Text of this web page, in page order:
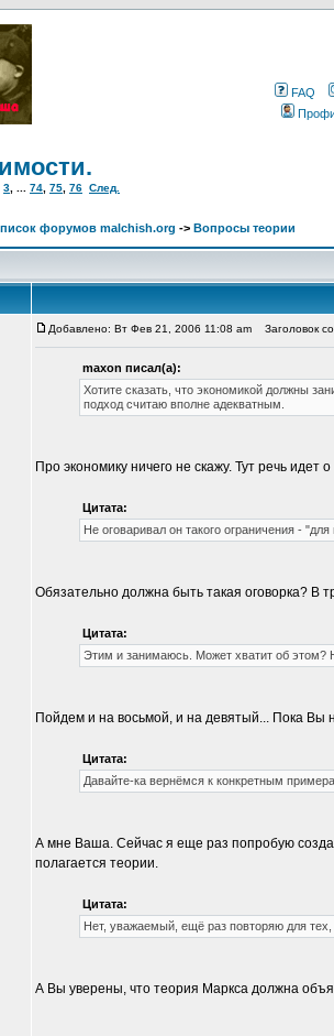
FAQ
3 74 75 76 След.
форумов malchish.org -> Вопросы теории
Добавлено: Вт Фев 21, 2006 11:08 am Заголовок
maxon писал(а):
Хотите сказать, что экономикой должны
подход считаю вполне адекватным.
Про экономику ничего не скажу. Тут речь идет
Цитата:
Не оговаривал он такого ограничения -
Обязательно должна быть такая оговорка? В
Цитата:
Этим и занимаюсь. Может хватит об этом?
Пойдем и на восьмой, и на девятый... Пока Вы
Цитата:
Давайте-ка вернёмся к конкретным
А мне Ваша. Сейчас я еще раз попробую
полагается теории.
Цитата:
Нет, уважаемый, ещё раз повторяю для
А Вы уверены, что теория Маркса должна